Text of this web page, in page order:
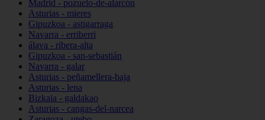
Madrid - pozuelo-de-alarcón
Asturias - mieres
Gipuzkoa - astigarraga
Navarra - erriberri
álava - ribera-alta
Gipuzkoa - san-sebastián
Navarra - galar
Asturias - peñamellera-baja
Asturias - lena
Bizkaia - galdakao
Asturias - cangas-del-narcea